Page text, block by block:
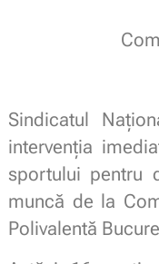
Sindicatul
intervenția
sportului pentru
muncă de la
Polivalentă